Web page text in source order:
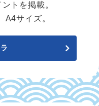
トを掲載。
A4サイズ。